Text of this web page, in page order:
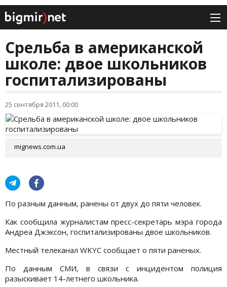
Срельба в американской
школе: двое школьников
госпитализированы
25 сентября 2011, 00:00
mignews.com.ua
По разным данным, ранены от двух до пяти человек.
Как сообщила журналистам пресс-секретарь мэра города
Андреа Джэксон, госпитализированы двое школьников.
Местный телеканал WKYC сообщает о пяти раненых.
По данным СМИ, в связи с инцидентом полиция
разыскивает 14-летнего школьника.